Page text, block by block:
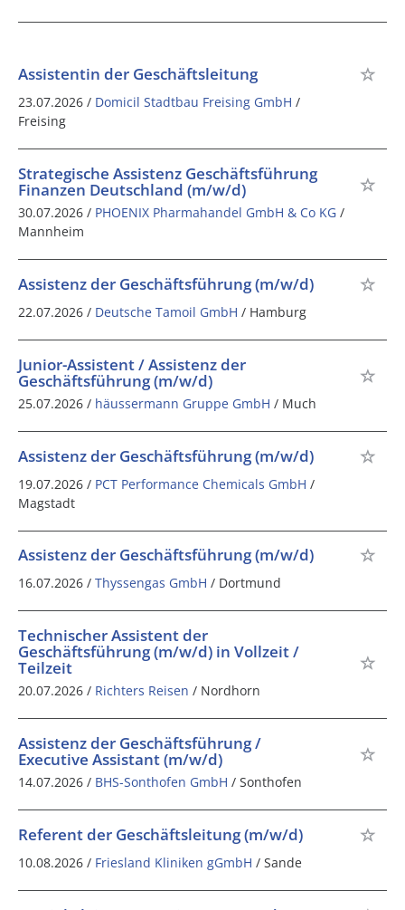
Assistentin der Geschäftsleitung
23.07.2026 / Domicil Stadtbau Freising GmbH /
Freising
Strategische Assistenz Geschäftsführung
Finanzen Deutschland (m/w/d)
30.07.2026 / PHOENIX Pharmahandel GmbH & Co KG /
Mannheim
Assistenz der Geschäftsführung (m/w/d)
22.07.2026 / Deutsche Tamoil GmbH / Hamburg
Junior-Assistent / Assistenz der
Geschäftsführung (m/w/d)
25.07.2026 / häussermann Gruppe GmbH / Much
Assistenz der Geschäftsführung (m/w/d)
19.07.2026 / PCT Performance Chemicals GmbH /
Magstadt
Assistenz der Geschäftsführung (m/w/d)
16.07.2026 / Thyssengas GmbH / Dortmund
Technischer Assistent der
Geschäftsführung (m/w/d) in Vollzeit /
Teilzeit
20.07.2026 / Richters Reisen / Nordhorn
Assistenz der Geschäftsführung /
Executive Assistant (m/w/d)
14.07.2026 / BHS-Sonthofen GmbH / Sonthofen
Referent der Geschäftsleitung (m/w/d)
10.08.2026 / Friesland Kliniken gGmbH / Sande